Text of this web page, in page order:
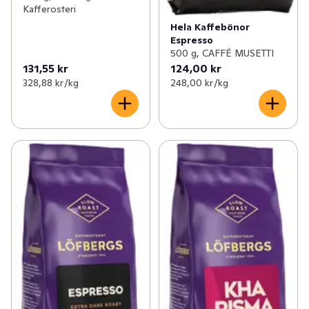
Slow Roast – Ett smakrikare kaffe
Kaffet i denna påse är mer smakrikt tack vare K.W.
Karlbergs egen slowroast-teknik. Att rosta kaffet
långsammare än andra, på lägre temperatur tillåter
varje böna att varsamt utveckla sin fulla smakpotential.
Kafferosteri
131,55 kr
328,88 kr /kg
Hela Kaffebönor
Espresso
500 g, CAFFÉ MUSETTI
124,00 kr
248,00 kr /kg